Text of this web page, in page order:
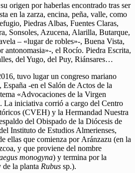
origen por haberlas encontrado tras ser
en la zarza, encina, peña, valle, como
Piedras Albas, Fuentes Claras,
Sonsoles, Azucena, Alarilla, Butarque,
– «lugar de robles»-, Buena Vista,
antonomasia»-, el Rocío. Piedra Escrita,
del Yugo, del Puy, Riánsares…
tuvo lugar un congreso mariano
-en el Salón de Actos de la
«Advocaciones de la Virgen
La iniciativa corrió a cargo del Centro
(CVEH) y la Hermandad Nuestra
del Obispado de la Diócesis de
Instituto de Estudios Almerienses,
ellas que comienza por Aránzazu (en la
y que proviene del nombre
monogyna) y termina por la
la planta Rubus sp.).